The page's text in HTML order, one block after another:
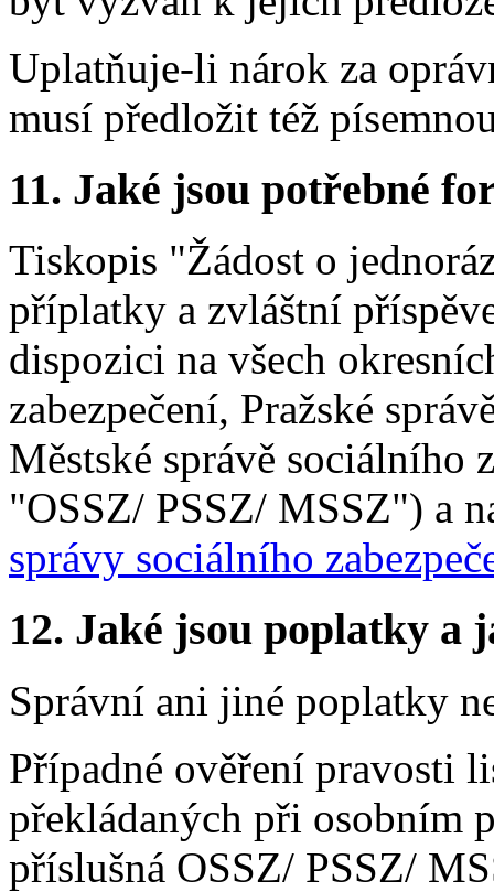
Uplatňuje-li nárok za
musí předložit též
11. Jaké jsou potřebné
Tiskopis "Žádost o
příplatky a zvláštní
dispozici na všech
zabezpečení, Pražské
Městské správě sociálního
"OSSZ/ PSSZ/ MSSZ") a
správy sociálního
12. Jaké jsou poplatky a
Správní ani jiné poplatky
Případné ověření pravosti
překládaných při osobním
příslušná OSSZ/ PSSZ/